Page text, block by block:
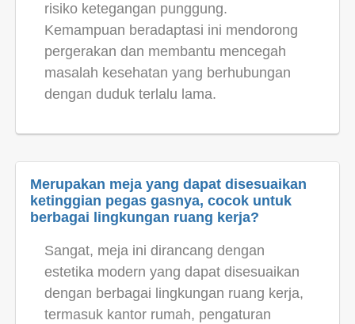
risiko ketegangan punggung.
Kemampuan beradaptasi ini mendorong
pergerakan dan membantu mencegah
masalah kesehatan yang berhubungan
dengan duduk terlalu lama.
Merupakan meja yang dapat disesuaikan
ketinggian pegas gasnya, cocok untuk
berbagai lingkungan ruang kerja?
Sangat, meja ini dirancang dengan
estetika modern yang dapat disesuaikan
dengan berbagai lingkungan ruang kerja,
termasuk kantor rumah, pengaturan